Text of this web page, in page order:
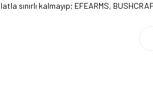
sınırlı kalmayıp; EFEARMS,
tecrübemizle, doğaya